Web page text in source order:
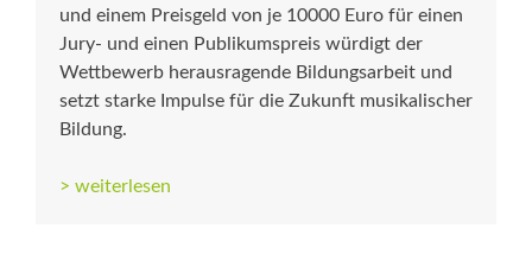
und einem Preisgeld von je 10000 Euro für einen
Jury- und einen Publikumspreis würdigt der
Wettbewerb herausragende Bildungsarbeit und
setzt starke Impulse für die Zukunft musikalischer
Bildung.
> weiterlesen